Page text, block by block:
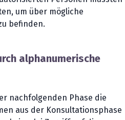
um über mögliche
befinden.
alphanumerische
nachfolgenden Phase die
aus der Konsultationsphase